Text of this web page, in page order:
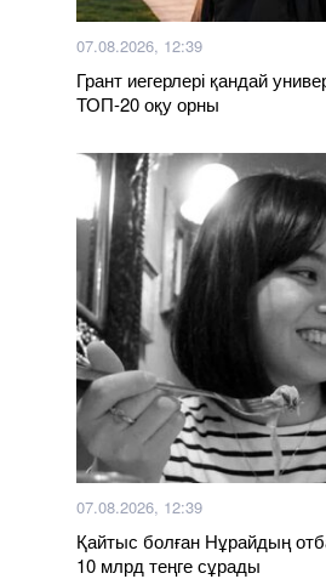
07.08.2026, 12:39
Грант иегерлері қандай
ТОП-20 оқу орны
07.08.2026, 12:39
Қайтыс болған Нұрайдың
10 млрд теңге сұрады